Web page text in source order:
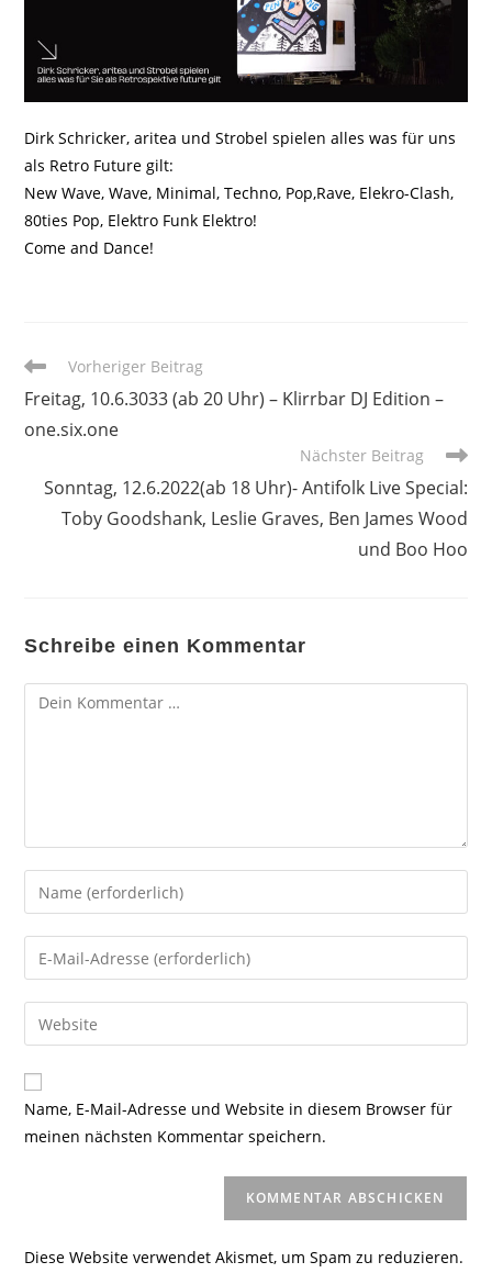
Dirk Schricker, aritea und Strobel spielen alles was für uns
als Retro Future gilt:
New Wave, Wave, Minimal, Techno, Pop,Rave, Elekro-Clash,
80ties Pop, Elektro Funk Elektro!
Come and Dance!
Weitere
ansehen
Vorheriger Beitrag
Freitag, 10.6.3033 (ab 20 Uhr) – Klirrbar DJ Edition –
one.six.one
Nächster Beitrag
Sonntag, 12.6.2022(ab 18 Uhr)- Antifolk Live Special:
Toby Goodshank, Leslie Graves, Ben James Wood
und Boo Hoo
Schreibe einen Kommentar
Kommentar
Gib
deinen
Namen
oder
zum
Kommentieren
ein
Gib
deine
E-
Mail-
zum
Kommentieren
ein
Gib
deine
Website-
URL
Name, E-Mail-Adresse und Website in diesem Browser für
meinen nächsten Kommentar speichern.
Diese Website verwendet Akismet, um Spam zu reduzieren.